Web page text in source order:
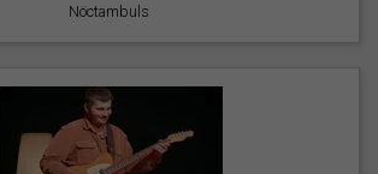
Nöctambuls